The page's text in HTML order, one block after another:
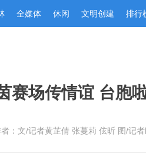
全媒体 休闲 文明创建 排行
赛场传情谊 台胞
：文/记者黄芷倩 张蔓莉 伭昕 图/记